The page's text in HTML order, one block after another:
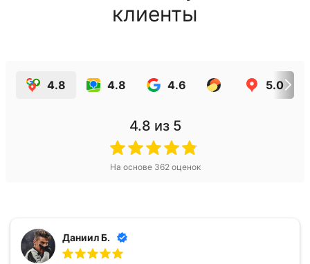
клиенты
4.8 4.8 4.6 5.0
4.8 из 5
На основе 362 оценок
Даниил Б.